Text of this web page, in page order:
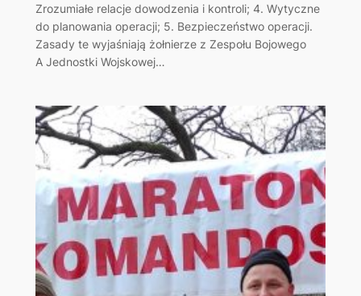
Zrozumiałe relacje dowodzenia i kontroli; 4. Wytyczne
do planowania operacji; 5. Bezpieczeństwo operacji.
Zasady te wyjaśniają żołnierze z Zespołu Bojowego
A Jednostki Wojskowej…